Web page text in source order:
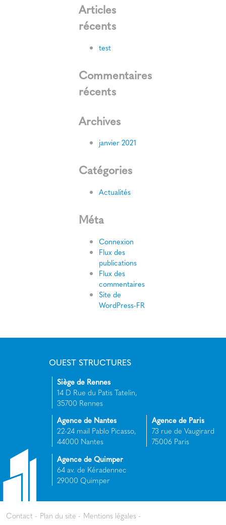
Articles
récents
test
Commentaires
récents
Archives
janvier 2021
Catégories
Actualités
Méta
Connexion
Flux des
publications
Flux des
commentaires
Site de
WordPress-FR
OUEST STRUCTURES
Siège de Rennes
14 D Rue du Patis Tatelin,
35700 Rennes
Agence de Nantes
22-24 mail Pablo Picasso,
44000 Nantes
Agence de Paris
73 rue de Vaugirard
75006 Paris
Agence de Quimper
64 av. de Kéradennec
29000 Quimper
Contact Plan du site Mentions légales